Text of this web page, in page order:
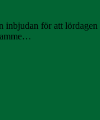
för att lördagen